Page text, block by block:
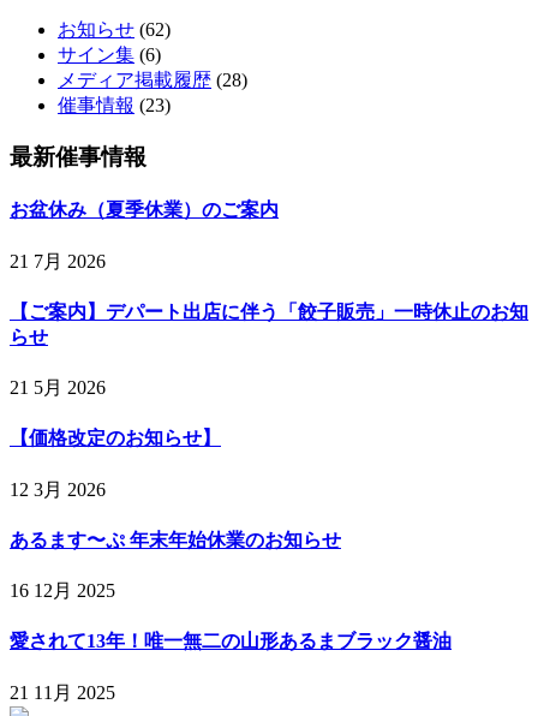
お知らせ (62)
サイン集 (6)
メディア掲載履歴 (28)
催事情報 (23)
最新催事情報
お盆休み（夏季休業）のご案内
21 7月 2026
【ご案内】デパート出店に伴う「餃子販売」一時休止のお知
らせ
21 5月 2026
【価格改定のお知らせ】
12 3月 2026
あるます〜ぷ 年末年始休業のお知らせ
16 12月 2025
愛されて13年！唯一無二の山形あるまブラック醤油
21 11月 2025